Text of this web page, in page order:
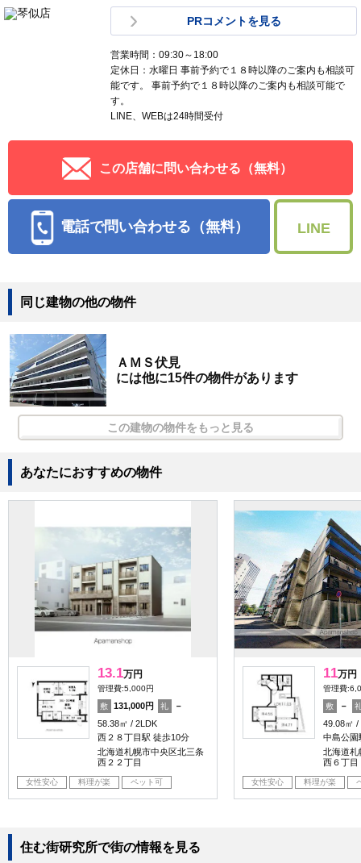
PRコメントを見る
営業時間：09:30～18:00
定休日：水曜日 事前予約で１８時以降のご案内も相談可
能です。 事前予約で１８時以降のご案内も相談可能で
す。
LINE、WEBは24時間受付
この店舗に問い合わせる（無料）
電話で問い合わせる（無料） LINE
同じ建物の他の物件
ＡＭＳ伏見
には他に15件の物件があります
この建物の物件をもっと見る
あなたにおすすめの物件
13.1万円
管理費:5,000円
敷 131,000円 礼
－
58.38㎡
2LDK
西２８丁目駅 徒歩10分
北海道札幌市中央区北三条
西２２丁目
女性安心 料理が楽 ペット可
11万円
管理費
敷 －
49.08㎡
中島公園
北海道札
西６丁目
女性安心 料理が楽
住む街研究所で街の情報を見る